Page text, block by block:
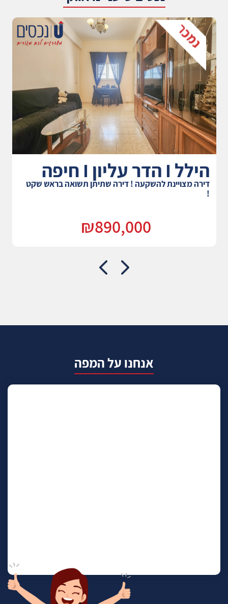
הילל I הדר עליון I חיפה
דירה מצויינת להשקעה ! דירה שתיתן תשואה בראש שקט
!
₪890,000
אנחנו על המפה